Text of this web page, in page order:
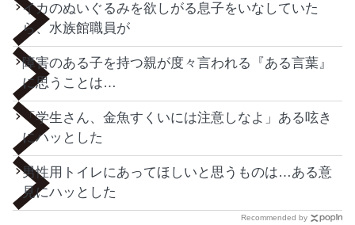
イカのぬいぐるみを欲しがる息子をいなしていた
ら、水族館職員が
障害のある子を持つ親が度々言われる『ある言葉』
に思うことは…
「学生さん、金魚すくいには注意しなよ」ある呟き
にハッとした
男性用トイレにあってほしいと思うものは…ある意
見にハッとした
Recommended by